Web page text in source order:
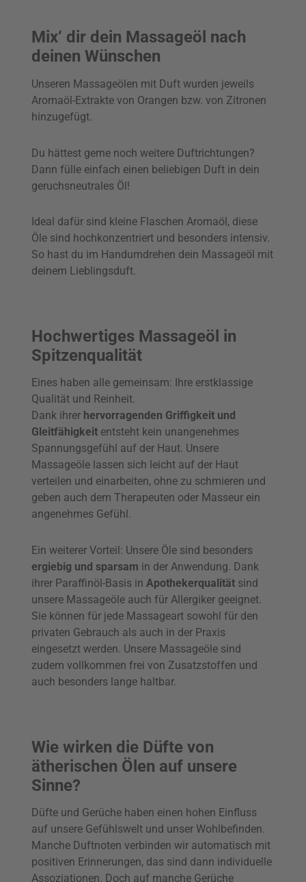
Mix‘ dir dein Massageöl nach
deinen Wünschen
Unseren Massageölen mit Duft wurden jeweils
Aromaöl-Extrakte von Orangen bzw. von Zitronen
hinzugefügt.
Du hättest gerne noch weitere Duftrichtungen?
Dann fülle einfach einen beliebigen Duft in dein
geruchsneutrales Öl!
Ideal dafür sind kleine Flaschen Aromaöl, diese
Öle sind hochkonzentriert und besonders intensiv.
So hast du im Handumdrehen dein Massageöl mit
deinem Lieblingsduft.
Hochwertiges Massageöl in
Spitzenqualität
Eines haben alle gemeinsam: Ihre erstklassige
Qualität und Reinheit.
Dank ihrer hervorragenden Griffigkeit und
Gleitfähigkeit entsteht kein unangenehmes
Spannungsgefühl auf der Haut. Unsere
Massageöle lassen sich leicht auf der Haut
verteilen und einarbeiten, ohne zu schmieren und
geben auch dem Therapeuten oder Masseur ein
angenehmes Gefühl.
Ein weiterer Vorteil: Unsere Öle sind besonders
ergiebig und sparsam in der Anwendung. Dank
ihrer Paraffinöl-Basis in Apothekerqualität sind
unsere Massageöle auch für Allergiker geeignet.
Sie können für jede Massageart sowohl für den
privaten Gebrauch als auch in der Praxis
eingesetzt werden. Unsere Massageöle sind
zudem vollkommen frei von Zusatzstoffen und
auch besonders lange haltbar.
Wie wirken die Düfte von
ätherischen Ölen auf unsere
Sinne?
Düfte und Gerüche haben einen hohen Einfluss
auf unsere Gefühlswelt und unser Wohlbefinden.
Manche Duftnoten verbinden wir automatisch mit
positiven Erinnerungen, das sind dann individuelle
Assoziationen. Doch auf manche Gerüche